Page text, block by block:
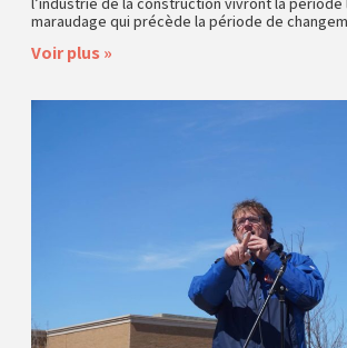
maraudage qui précède la période de
Voir plus »